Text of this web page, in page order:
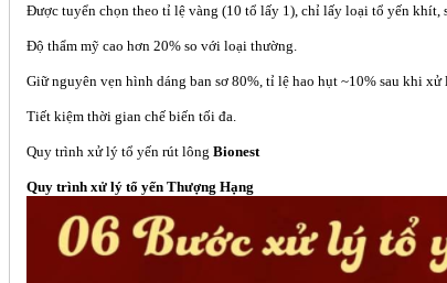
Được tuyển chọn theo tỉ lệ vàng (10 tổ lấy 1), chỉ lấy loại tổ yến khít,
Độ thẩm mỹ cao hơn 20% so với loại thường.
Giữ nguyên vẹn hình dáng ban sơ 80%, tỉ lệ hao hụt ~10% sau khi xử
Tiết kiệm thời gian chế biến tối đa.
Quy trình xử lý tổ yến rút lông Bionest
Quy trình xử lý tổ yến Thượng Hạng